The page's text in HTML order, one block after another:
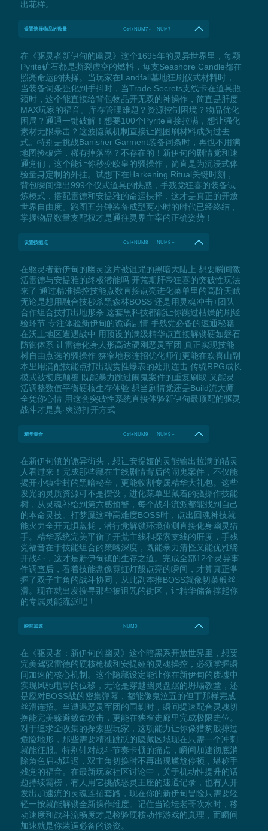
出花样。
设置选择物品的数量 Ctrl+NUM7 - NUM7 +
在《驱灵者新伊甸的幽灵》这个1695年的灵异世界里，每颗
Pyrite矿石都是撕裂虚空的燃料，每支Seashore Candle都在
照亮命运的抉择。当玩家在Landfall墓地狂刷仪式材料时，
当装备词条强化到手抖时，当Trade Secrets支线卡在道具瓶
颈时，这个能直接给背包物品开无双的神操作，简直是肝度
MAX玩家的福音。库存管理难题？资源控制困境？物品优化
困局？通通一键破解！想要100个Pyrite直接拉满，想让强化
素材无限暴击？这波隐藏机制直接让跑图刷材料成为过去
式。特别是挑战Banisher Garment装备词条时，再也不用满
地图捡破烂，稀有掉落率？不存在的！新伊甸的剧情党和速
通党们，这个能让你秒变欧皇的骚操作，简直是为沉浸式体
验量身定制的外挂。试想下在Harkening Ritual关键时刻，
背包瞬间弹出999个仪式道具的快感，手残党狂喜的装备试
炼模式，搭配雷德和安提雅的命运抉择，这才是真正的开放
世界自由度。跑图五分钟装备成型两小时的时代已经终结，
掌握物品数量支配权才是通往灵界主宰的正确姿势！
设置技能点 Ctrl+NUM8 - NUM8 +
在驱灵者新伊甸的幽灵这片被诅咒的黑暗大陆上 想要瞬间激
活雷德与安提雅的终极潜能吗 开荒期肝帝狂喜的突破性玩法
来了 通过精准操控技能点数直接点亮进化菜单里的高阶天赋
无论是想用融合技秒杀黑森林BOSS 还是用灵魂冲击+团队
合作组合技打出地形杀 这套黑科技都能让你跳过枯燥的刷经
验环节 专注体验新伊甸的诡谲剧情 手残党必备的速通秘籍
在沃土地区遭遇战中 用预设的满级精华点直接解锁硬如磐石
防御体系 让雷德化身人形高达硬刚恶灵军团 真正实现技能
树自由点选的骚操作 狭窄地形连招优化师们更能在欢喜山副
本里用满配技能点打出观赏性爆表的处刑连击 传统RPG成长
模式被彻底颠覆 既能暴力跳过闹鬼案件的重复刷取 又能灵
活调整数值平衡硬核生存体验 想当剧情党还是Build流大师
全凭你心情 用这套突破性系统直接体验新伊甸最顶配的驱灵
战斗才是真·爽游打开方式
精华集合 Ctrl+NUM9 - NUM9 +
在新伊甸镇的诡异街头，想让安提娅的灵能输出拉满的猎灵
人看过来！完成那些藏在主线剧情背后的闹鬼案件，不仅能
揭开小镇尘封的黑暗秘辛，更能收割专属精华大礼包。这些
发光的灵质资源可不是摆设，进化菜单里藏着的骚操作技能
树，从灵魂补给到第六感预警，每个战斗流派都能找到自己
的本命灵技。打梦魇这种高难度BOSS时，点出回魂神技就
能火力全开无惧蓝耗，潜行党解锁环境侦测直接化身幽灵猎
手。精华系统完美平衡了开荒主线和探索支线的肝度，手残
党福音在于技能组合的策略深度，既能暴力清怪又能优雅绕
开战斗，这才是新伊甸镇的生存之道。完成全部12个灵异事
件调查后，看着技能盘像霓虹灯般点亮的瞬间，才算真正掌
握了双子主角的战斗协同，从此副本推BOSS就像切菜般丝
滑。现在就出发搜寻那些被诅咒的街区，让精华储备撑起你
的专属灵能流派吧！
瞬间加速 NUM0
在《驱灵者：新伊甸的幽灵》这个暗黑系开放世界里，想要
完美驾驭雷德的硬核枪械和安提娅的灵魂操控，必须掌握瞬
间加速的核心机制。这个隐藏设定能让你在新伊甸的废墟中
实现风驰电掣的位移，无论是穿越幽灵盘踞的坍塌教堂，还
是应对BOSS战的密集弹幕，都能像鬼泣五的但丁那样完成
丝滑连招。当遭遇恶灵军团的围剿时，瞬间提速配合灵魂切
换能完美躲避致命攻击，更能在狭窄走廊里完成极限走位。
对于追求全收集的探索型玩家，这项能力让你像猎豹般掠过
危险地形，那些需要精准跳跃的隐藏区域现在只需一个冲刺
就能征服。特别针对战斗节奏卡顿的痛点，瞬间加速彻底消
除角色启动延迟，双主角切换时不再出现尴尬停顿，堪称手
残党的福音。在最新玩家社区讨论中，关于机动性提升的话
题持续霸榜，有人用它挑战恶灵王座的速通记录，也有人开
发出加速流的灵魂连招套路，现在你的新伊甸冒险只需要轻
轻一按就能解锁全新操作维度。记住当论坛老哥吹水时，移
动速度和战斗流畅度才是检验硬核动作游戏的真理，而瞬间
加速就是你装逼必备的谈资。